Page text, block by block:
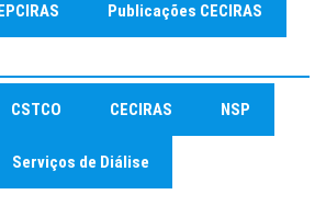
Publicações CECIRAS
CSTCO CECIRAS NSP
Serviços de Diálise